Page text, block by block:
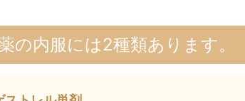
の内服には2種類あります。